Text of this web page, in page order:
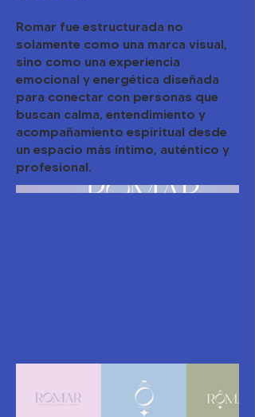
Romar fue estructurada no
solamente como una marca visual,
sino como una experiencia
emocional y energética diseñada
para conectar con personas que
buscan calma, entendimiento y
acompañamiento espiritual desde
un espacio más íntimo, auténtico y
profesional.